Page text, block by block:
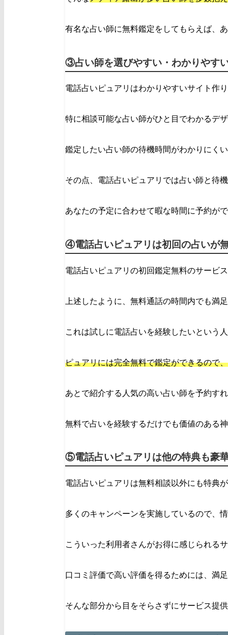
有名な占い師に無料鑑定をしてもらえば、
③占い師を選びやすい・わかりやす
電話占いピュアリはわかりやすいサイト作
特に相談可能な占い師がひと目でわかるデ
鑑定したい占い師の待機時間がわかりにく
その点、電話占いピュアリでは占い師と待
あなたの予定に合わせて暇な時間に予約が
④電話占いピュアリは初回の占いが
電話占いピュアリの初回鑑定無料のサービ
上述したように、無料通話の時間内でも満
これは試しに電話占いを経験したいという
ピュアリには完全無料で鑑定ができるので
あとで紹介する人気の高い占い師を予約す
無料で占いを経験するだけでも価値のある
⑤電話占いピュアリは他の特典も豪
電話占いピュアリは無料相談以外にも特典
多くのキャンペーンを実施しているので、
こういった利用者さんがお得に感じられる
口コミ評価で高い評価を得るためには、満
そんな部分から目をそらさずにサービス提